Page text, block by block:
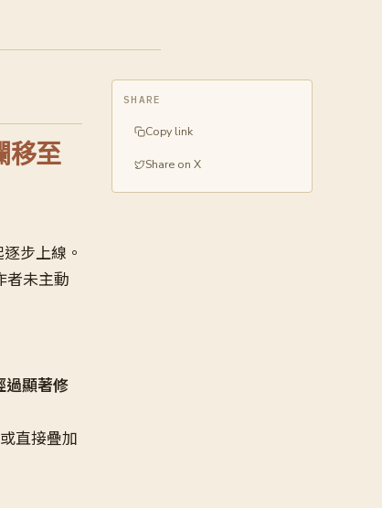
移至
步上線。
者未主動
過顯著修
直接疊加
SHARE
Copy link
Share on X